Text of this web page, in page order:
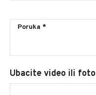
Ubacite video ili foto